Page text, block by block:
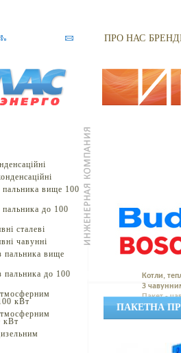
ПРО НАС
пальника вище 100
пальника до 100
сталеві
чавунні
пальника вище
пальника до 100
кВт
кВт
Котли,
З
Пакет -
ПАКЕТНА